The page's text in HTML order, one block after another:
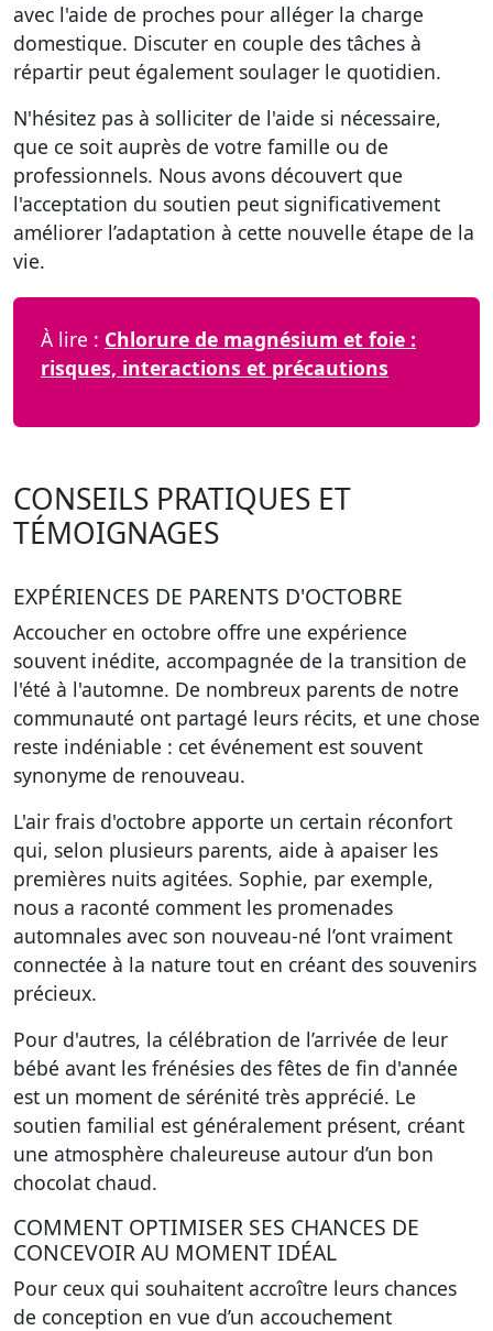
avec l'aide de proches pour alléger la charge
domestique. Discuter en couple des tâches à
répartir peut également soulager le quotidien.
N'hésitez pas à solliciter de l'aide si nécessaire,
que ce soit auprès de votre famille ou de
professionnels. Nous avons découvert que
l'acceptation du soutien peut significativement
améliorer l’adaptation à cette nouvelle étape de la
vie.
À lire : Chlorure de magnésium et foie :
risques, interactions et précautions
CONSEILS PRATIQUES ET
TÉMOIGNAGES
EXPÉRIENCES DE PARENTS D'OCTOBRE
Accoucher en octobre offre une expérience
souvent inédite, accompagnée de la transition de
l'été à l'automne. De nombreux parents de notre
communauté ont partagé leurs récits, et une chose
reste indéniable : cet événement est souvent
synonyme de renouveau.
L'air frais d'octobre apporte un certain réconfort
qui, selon plusieurs parents, aide à apaiser les
premières nuits agitées. Sophie, par exemple,
nous a raconté comment les promenades
automnales avec son nouveau-né l’ont vraiment
connectée à la nature tout en créant des souvenirs
précieux.
Pour d'autres, la célébration de l’arrivée de leur
bébé avant les frénésies des fêtes de fin d'année
est un moment de sérénité très apprécié. Le
soutien familial est généralement présent, créant
une atmosphère chaleureuse autour d’un bon
chocolat chaud.
COMMENT OPTIMISER SES CHANCES DE
CONCEVOIR AU MOMENT IDÉAL
Pour ceux qui souhaitent accroître leurs chances
de conception en vue d’un accouchement